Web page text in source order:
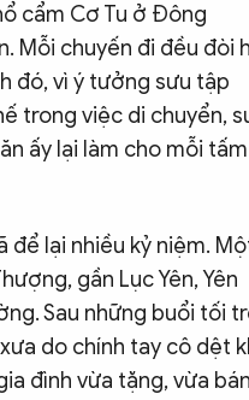
cẩm Cơ Tu ở Đông
Mỗi chuyến đi đều đòi
đó, vì ý tưởng sưu tập
trong việc di chuyển,
ấy lại làm cho mỗi tấm
để lại nhiều kỷ niệm.
gần Lục Yên, Yên
Sau những buổi tối
do chính tay cô dệt
đình vừa tặng, vừa bán